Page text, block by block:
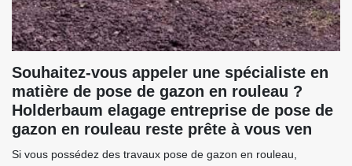
Souhaitez-vous appeler une spécialiste en
matière de pose de gazon en rouleau ?
Holderbaum elagage entreprise de pose de
gazon en rouleau reste prête à vous ven
Si vous possédez des travaux pose de gazon en rouleau,